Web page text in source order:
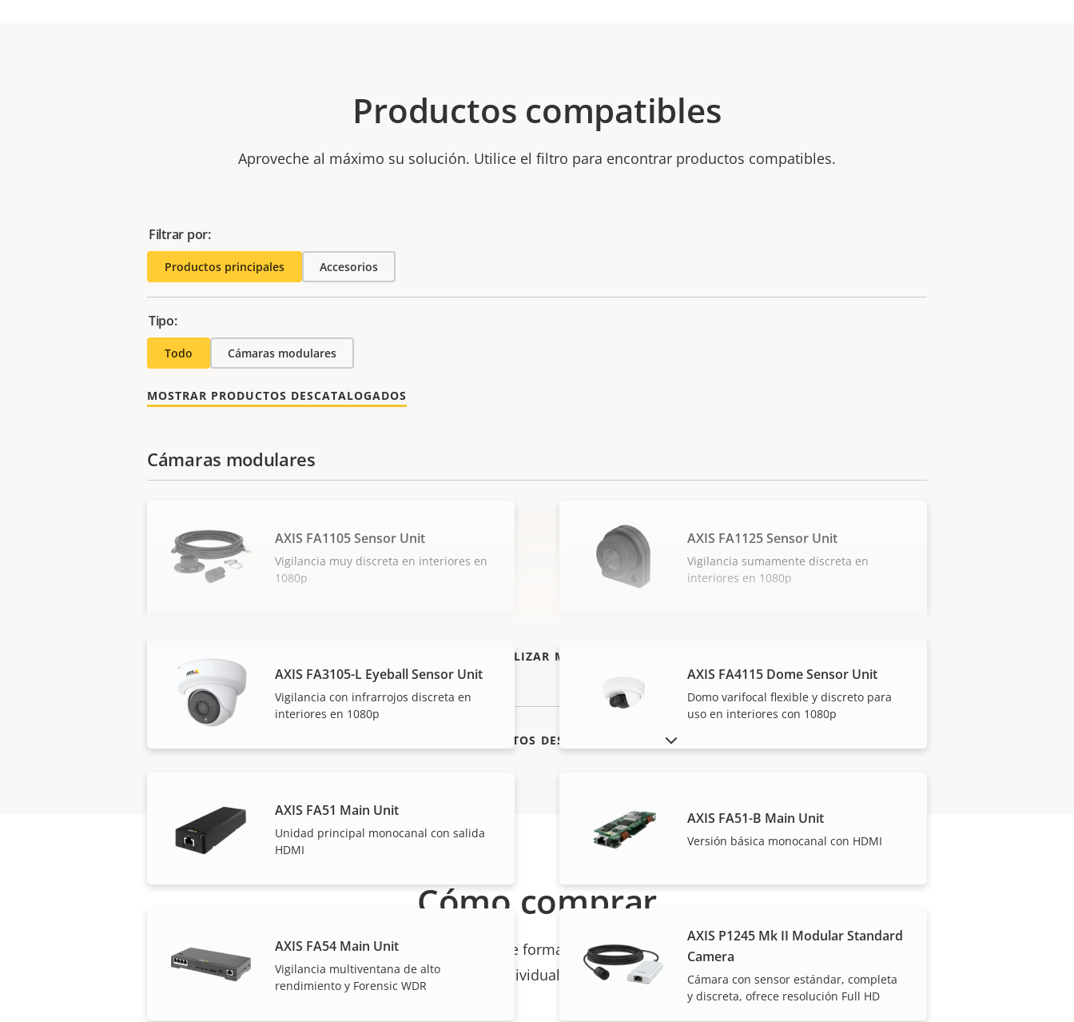
Productos compatibles
Aproveche al máximo su solución. Utilice el filtro para encontrar productos compatibles.
Filtrar por:
Productos principales Accesorios
Tipo:
Todo Cámaras modulares
MOSTRAR PRODUCTOS DESCATALOGADOS
VISUALIZAR MÁS
Cámaras modulares
AXIS FA1105 Sensor Unit
Vigilancia muy discreta en interiores en
1080p
AXIS FA1125 Sensor Unit
Vigilancia sumamente discreta en
interiores en 1080p
AXIS FA3105-L Eyeball Sensor Unit
Vigilancia con infrarrojos discreta en
interiores en 1080p
AXIS FA4115 Dome Sensor Unit
Domo varifocal flexible y discreto para
uso en interiores con 1080p
AXIS FA51 Main Unit
Unidad principal monocanal con salida
HDMI
AXIS FA51-B Main Unit
Versión básica monocanal con HDMI
AXIS FA54 Main Unit
Vigilancia multiventana de alto
rendimiento y Forensic WDR
AXIS P1245 Mk II Modular Standard
Camera
Cámara con sensor estándar, completa
y discreta, ofrece resolución Full HD
MOSTRAR PRODUCTOS DESCATALOGADOS
Cómo comprar
Nuestros socios fiables venden e instalan de forma experta las soluciones Axis y los productos
individuales.